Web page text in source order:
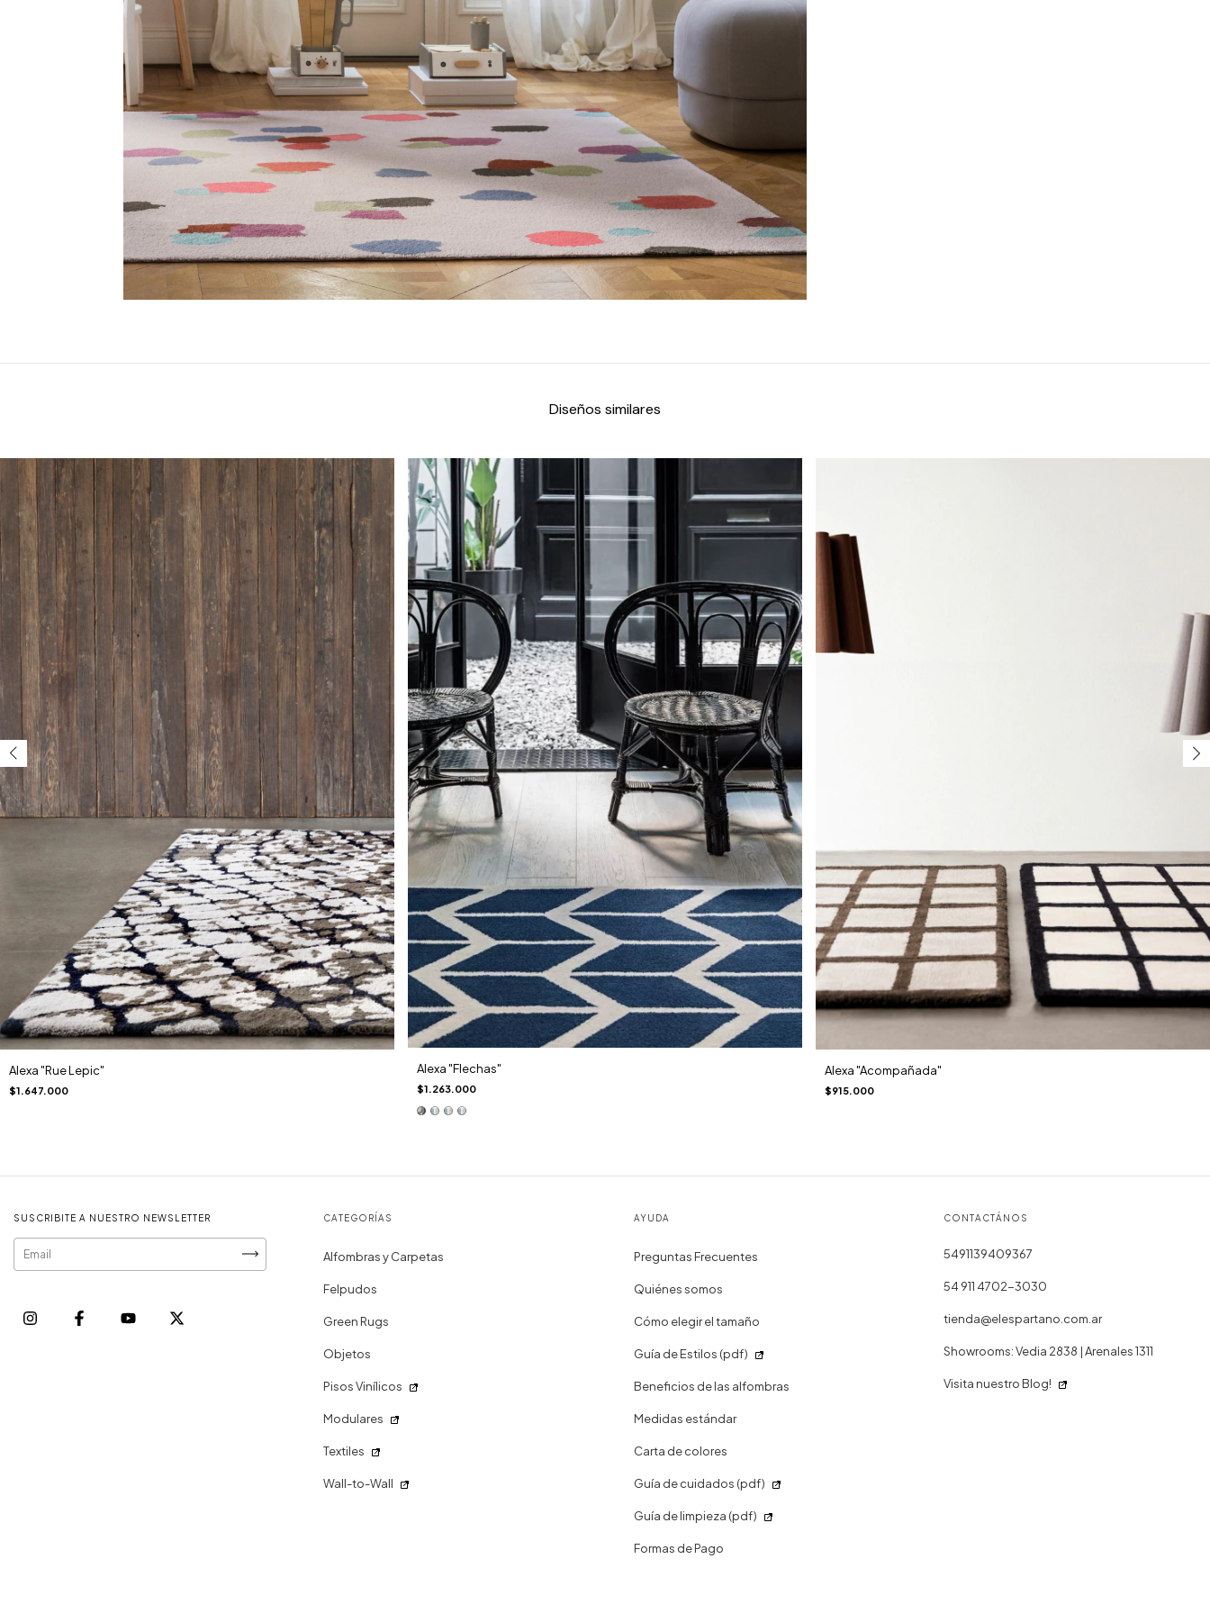
Diseños similares
Alexa "Rue Lepic"
$1.647.000
Alexa "Flechas"
$1.263.000
Alexa "Acompañada"
$915.000
SUSCRIBITE A NUESTRO NEWSLETTER CATEGORÍAS
Alfombras y Carpetas
Felpudos
Green Rugs
Objetos
Pisos Vinílicos
Modulares
Textiles
Wall-to-Wall
AYUDA
Preguntas Frecuentes
Quiénes somos
Cómo elegir el tamaño
Guía de Estilos (pdf)
Beneficios de las alfombras
Medidas estándar
Carta de colores
Guía de cuidados (pdf)
Guía de limpieza (pdf)
Formas de Pago
CONTACTÁNOS
5491139409367
54 911 4702-3030
tienda@elespartano.com.ar
Showrooms: Vedia 2838 | Arenales 1311
Visita nuestro Blog!